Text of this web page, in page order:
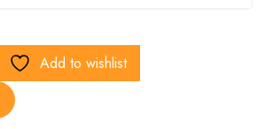
Add to wishlist